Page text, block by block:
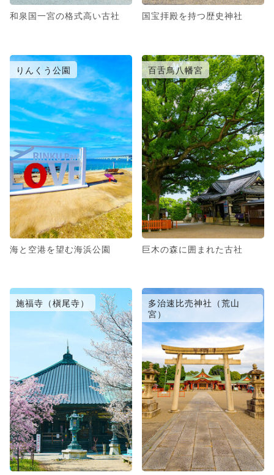
和泉国一宮の格式高い古社 国宝拝殿を持つ歴史神社
りんくう公園
海と空港を望む海浜公園
百舌鳥八幡宮
巨木の森に囲まれた古社
施福寺（槇尾寺）
多治速比売神社（荒山
宮）